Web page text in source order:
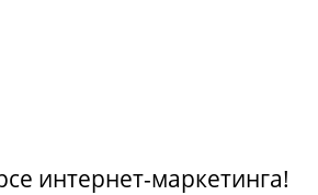
интернет-маркетинга!